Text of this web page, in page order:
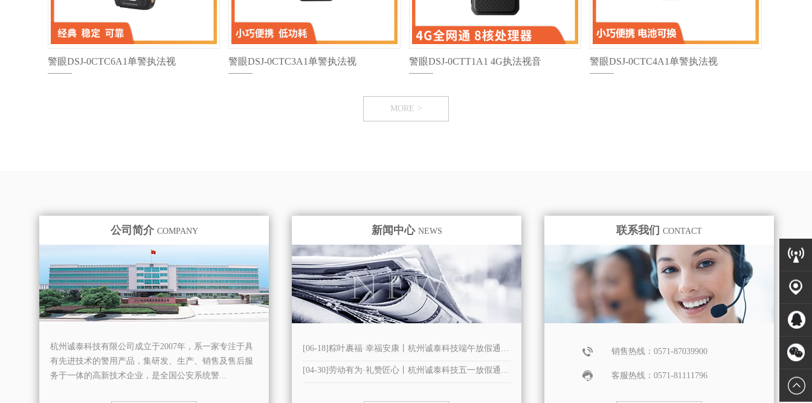
警眼DSJ-0CTC6A1单警执法视 警眼DSJ-0CTC3A1单警执法视 警眼DSJ-0CTT1A1 4G执法视音 警眼DSJ-0CTC4A1单警执法视
MORE >
公司简介 COMPANY
杭州诚泰科技有限公司成立于2007年，系一家专注于具
有先进技术的警用产品，集研发、生产、销售及售后服
务于一体的高新技术企业，是全国公安系统警...
新闻中心 NEWS
[06-18]粽叶裹福·幸福安康丨杭州诚泰科技端午放假通知...
[04-30]劳动有为·礼赞匠心丨杭州诚泰科技五一放假通知...
联系我们 CONTACT
销售热线：0571-87039900
客服热线：0571-81111796